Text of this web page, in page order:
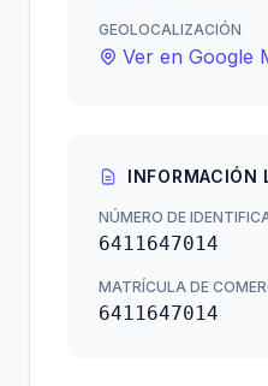
GEOLOCALIZACIÓN
Ver en Google
INFORMACIÓN
NÚMERO DE
6411647014
MATRÍCULA DE
6411647014